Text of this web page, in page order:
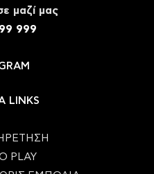
μαζί μας
999
LINKS
PLAY